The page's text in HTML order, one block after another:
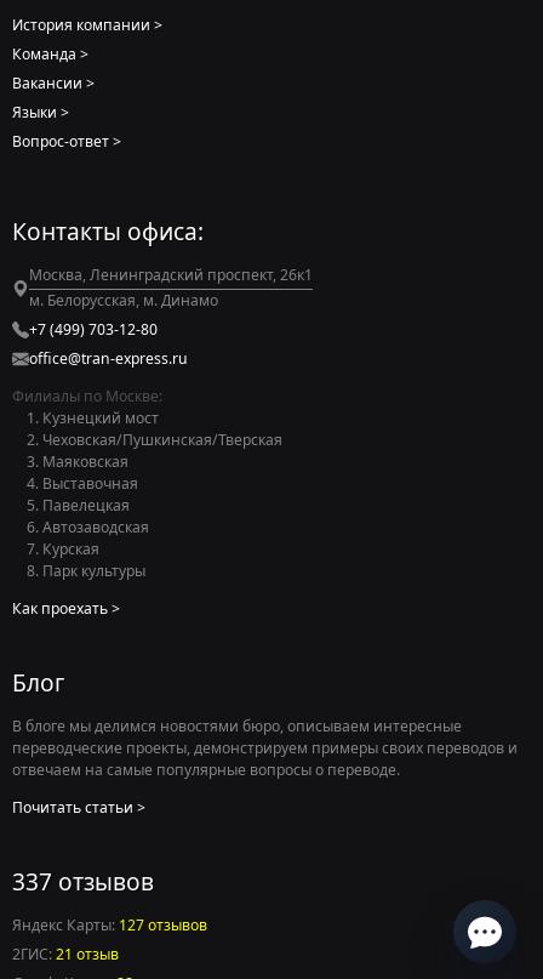
История компании
Команда
Вакансии
Языки
Вопрос-ответ
Контакты офиса:
Москва, Ленинградский проспект, 26к1
м. Белорусская, м. Динамо
+7 (499) 703-12-80
office@tran-express.ru
Филиалы по Москве:
Кузнецкий мост
Чеховская/Пушкинская/Тверская
Маяковская
Выставочная
Павелецкая
Автозаводская
Курская
Парк культуры
Как проехать
Блог
В блоге мы делимся новостями бюро, описываем интересные
переводческие проекты, демонстрируем примеры своих переводов и
отвечаем на самые популярные вопросы о переводе.
Почитать статьи
337 отзывов
Яндекс Карты: 127 отзывов
2ГИС:21 отзыв
Есть вопросы по переводу?